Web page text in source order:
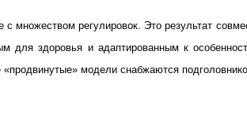
с множеством регулировок. Это результат
здоровья и адаптированным к
модели снабжаются